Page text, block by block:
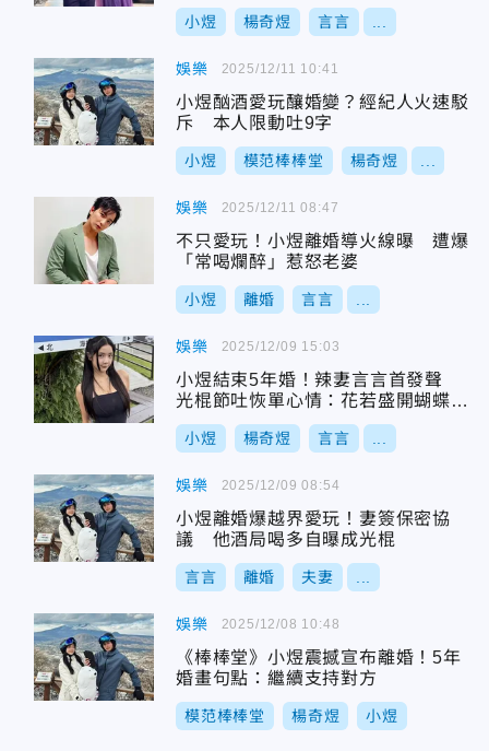
小煜 楊奇煜 言言
娛樂
小煜酗酒愛玩釀婚變？經紀人火速駁
斥 本人限動吐9字
小煜 模范棒棒堂 楊奇煜
2025/12/11 10:41
娛樂
不只愛玩！小煜離婚導火線曝 遭爆
「常喝爛醉」惹怒老婆
小煜 離婚 言言
2025/12/11 08:47
娛樂
小煜結束5年婚！辣妻言言首發聲
光棍節吐恢單心情：花若盛開蝴蝶自
來
小煜 楊奇煜 言言
2025/12/09 15:03
娛樂
小煜離婚爆越界愛玩！妻簽保密協
議 他酒局喝多自曝成光棍
言言 離婚 夫妻
2025/12/09 08:54
娛樂
《棒棒堂》小煜震撼宣布離婚！5年
婚畫句點：繼續支持對方
模范棒棒堂 楊奇煜 小煜
2025/12/08 10:48